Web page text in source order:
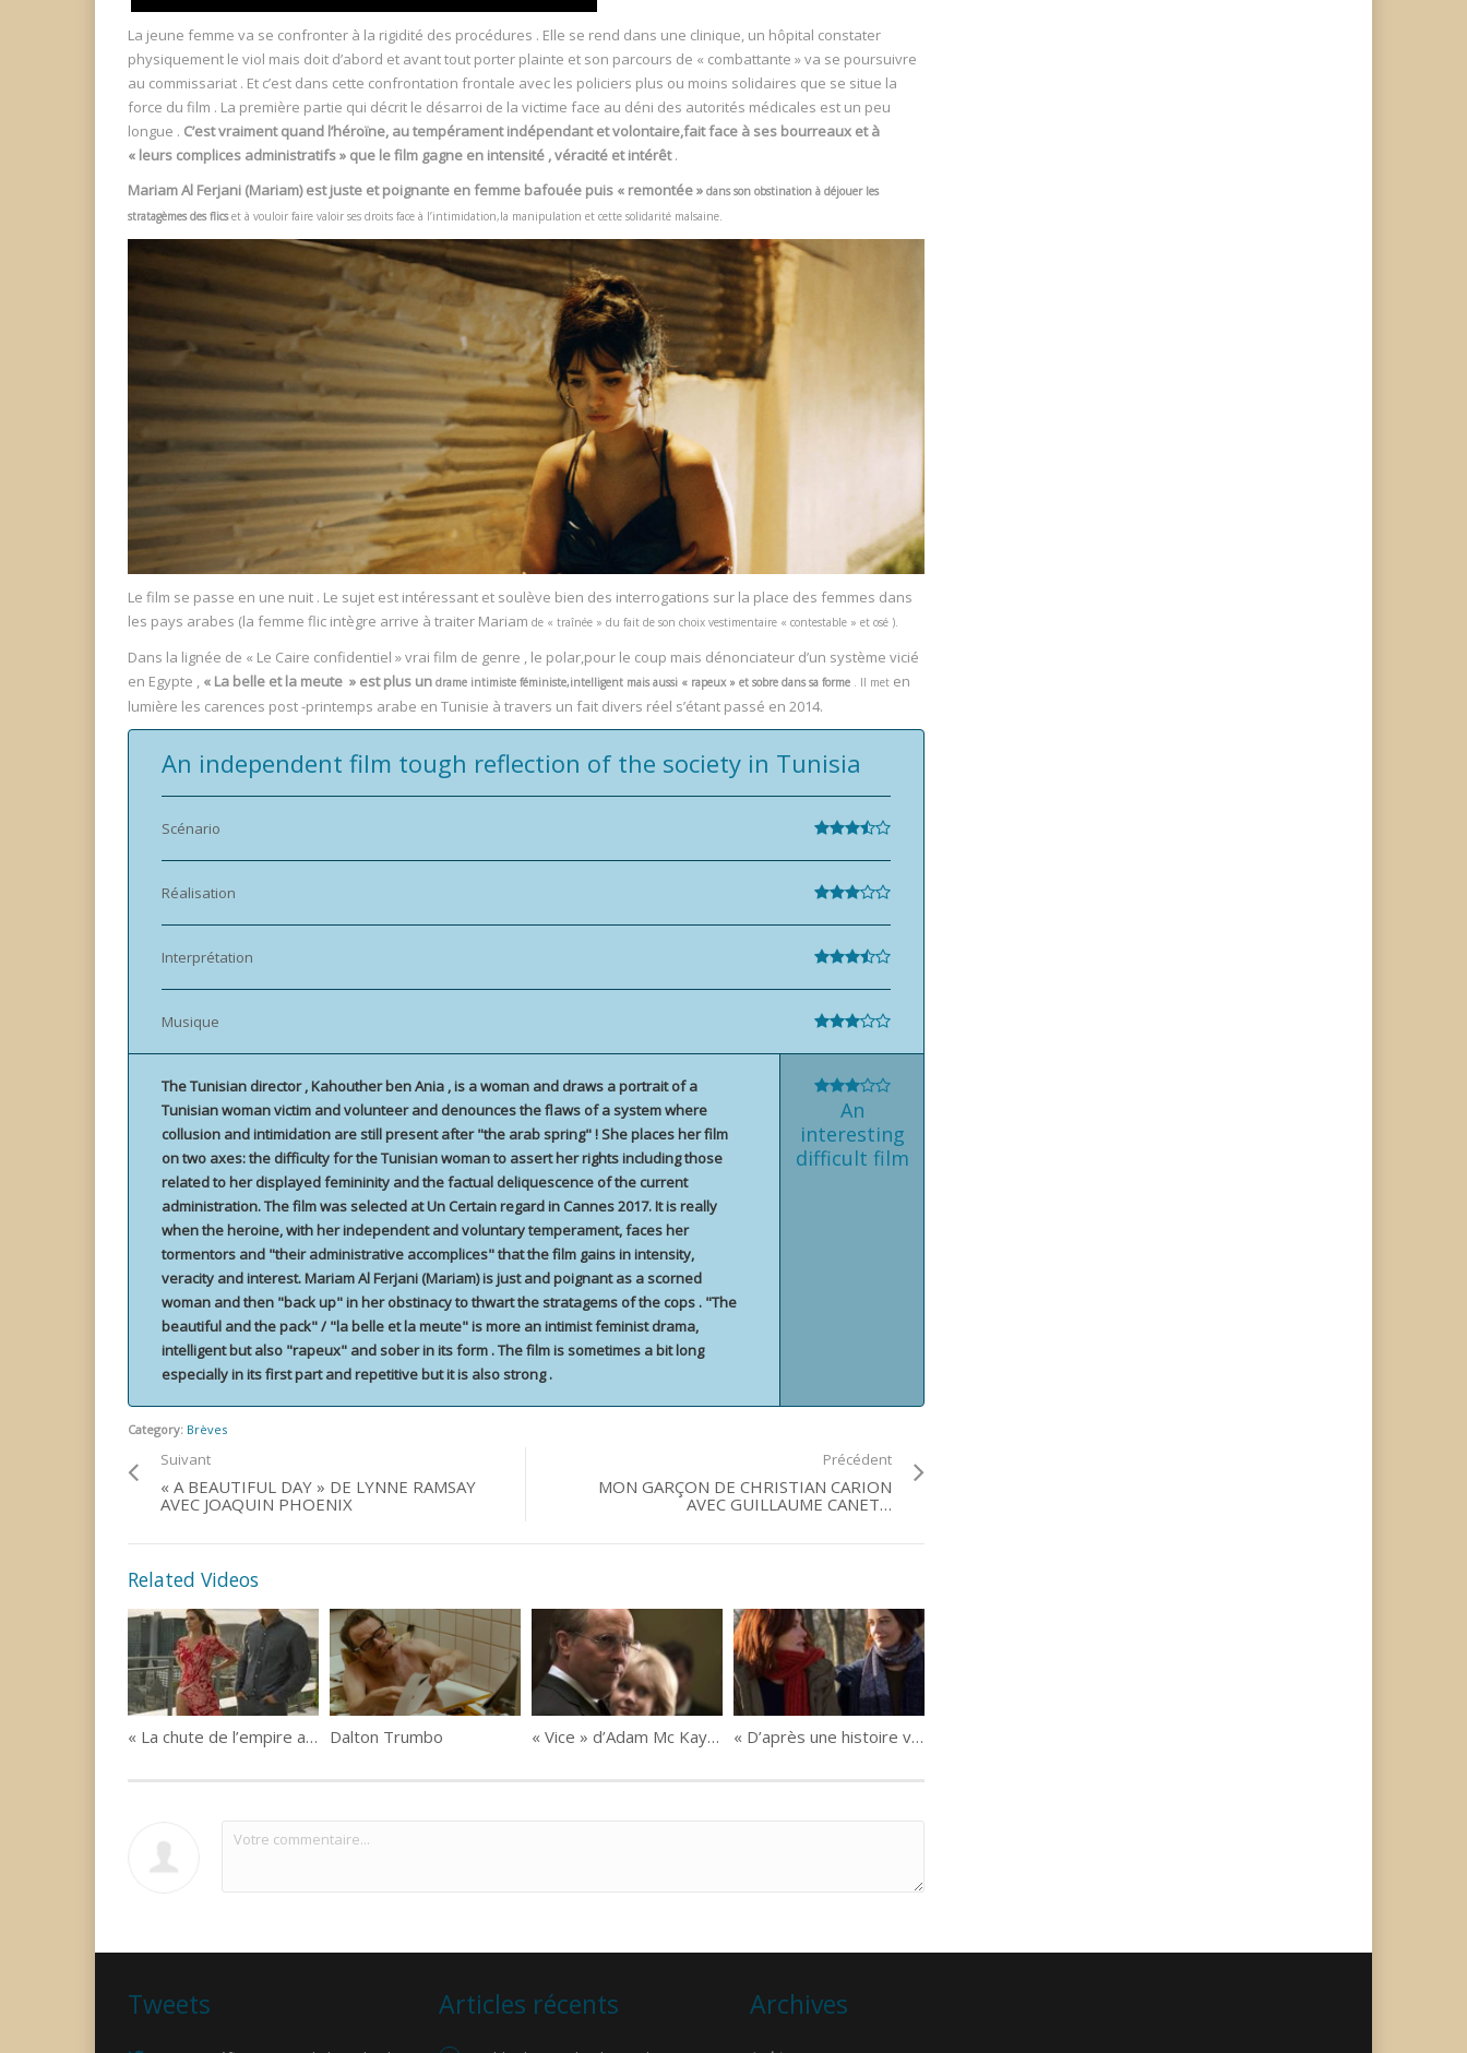
La jeune femme va se confronter à la rigidité des procédures . Elle se rend dans une clinique, un hôpital constater
physiquement le viol mais doit d’abord et avant tout porter plainte et son parcours de « combattante » va se poursuivre
au commissariat . Et c’est dans cette confrontation frontale avec les policiers plus ou moins solidaires que se situe la
force du film . La première partie qui décrit le désarroi de la victime face au déni des autorités médicales est un peu
longue . C’est vraiment quand l’héroïne, au tempérament indépendant et volontaire,fait face à ses bourreaux et à
« leurs complices administratifs » que le film gagne en intensité , véracité et intérêt.
Mariam Al Ferjani (Mariam) est juste et poignante en femme bafouée puis « remontée » dans son obstination à déjouer les
stratagèmes des flicset à vouloir faire valoir ses droits face à l’intimidation,la manipulation et cette solidarité malsaine.
Le film se passe en une nuit . Le sujet est intéressant et soulève bien des interrogations sur la place des femmes dans
les pays arabes (la femme flic intègre arrive à traiter Mariam de « traînée » du fait de son choix vestimentaire « contestable » et osé ).
Dans la lignée de « Le Caire confidentiel » vrai film de genre , le polar,pour le coup mais dénonciateur d’un système vicié
en Egypte , « La belle et la meute » est plus un drame intimiste féministe,intelligent mais aussi « rapeux » et sobre dans sa forme . Il met en
lumière les carences post -printemps arabe en Tunisie à travers un fait divers réel s’étant passé en 2014.
An independent film tough reflection of the society in Tunisia
Scénario
Réalisation
Interprétation
Musique
The Tunisian director , Kahouther ben Ania , is a woman and draws a portrait of a
Tunisian woman victim and volunteer and denounces the flaws of a system where
collusion and intimidation are still present after "the arab spring" ! She places her film
on two axes: the difficulty for the Tunisian woman to assert her rights including those
related to her displayed femininity and the factual deliquescence of the current
administration. The film was selected at Un Certain regard in Cannes 2017. It is really
when the heroine, with her independent and voluntary temperament, faces her
tormentors and "their administrative accomplices" that the film gains in intensity,
veracity and interest. Mariam Al Ferjani (Mariam) is just and poignant as a scorned
woman and then "back up" in her obstinacy to thwart the stratagems of the cops . "The
beautiful and the pack" / "la belle et la meute" is more an intimist feminist drama,
intelligent but also "rapeux" and sober in its form . The film is sometimes a bit long
especially in its first part and repetitive but it is also strong .
An
interesting
difficult film
Category: Brèves
Suivant
« A BEAUTIFUL DAY » DE LYNNE RAMSAY
AVEC JOAQUIN PHOENIX
Précédent
MON GARÇON DE CHRISTIAN CARION
AVEC GUILLAUME CANET…
Related Videos
« La chute de l’empire américain » de Denys Arcand Dalton Trumbo « Vice » d’Adam Mc Kay avec Christian Bale « D’après une histoire vraie » de Roman Polanski
Tweets Articles récents Archives